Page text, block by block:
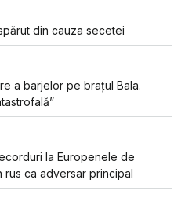
din cauza secetei
a barjelor pe brațul Bala.
la Europenele de
rus ca adversar principal